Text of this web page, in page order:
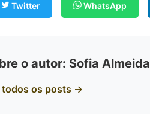
Twitter WhatsApp
o autor: Sofia Almeida
todos os posts →